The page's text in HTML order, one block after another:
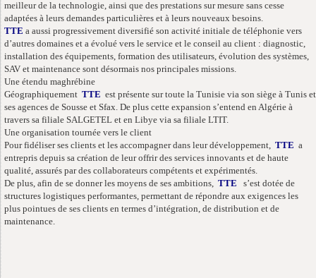
meilleur de la technologie, ainsi que des prestations sur mesure sans cesse
adaptées à leurs demandes particulières et à leurs nouveaux besoins.
TTE a aussi progressivement diversifié son activité initiale de téléphonie vers
d’autres domaines et a évolué vers le service et le conseil au client : diagnostic,
installation des équipements, formation des utilisateurs, évolution des systèmes,
SAV et maintenance sont désormais nos principales missions.
Une étendu maghrébine
Géographiquement TTE est présente sur toute la Tunisie via son siège à Tunis et
ses agences de Sousse et Sfax. De plus cette expansion s’entend en Algérie à
travers sa filiale SALGETEL et en Libye via sa filiale LTIT.
Une organisation tournée vers le client
Pour fidéliser ses clients et les accompagner dans leur développement, TTE a
entrepris depuis sa création de leur offrir des services innovants et de haute
qualité, assurés par des collaborateurs compétents et expérimentés.
De plus, afin de se donner les moyens de ses ambitions, TTE
s’est dotée de
structures logistiques performantes, permettant de répondre aux exigences les
plus pointues de ses clients en termes d’intégration, de distribution et de
maintenance.